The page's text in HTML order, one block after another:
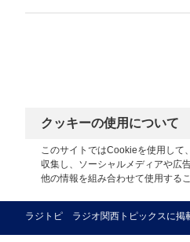
クッキーの使用について
このサイトではCookieを使用して
収集し、ソーシャルメディアや広
他の情報を組み合わせて使用する
ラジトピ ラジオ関西トピックスに掲